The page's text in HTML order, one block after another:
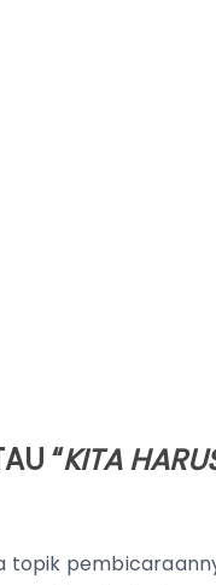
“KITA
topik